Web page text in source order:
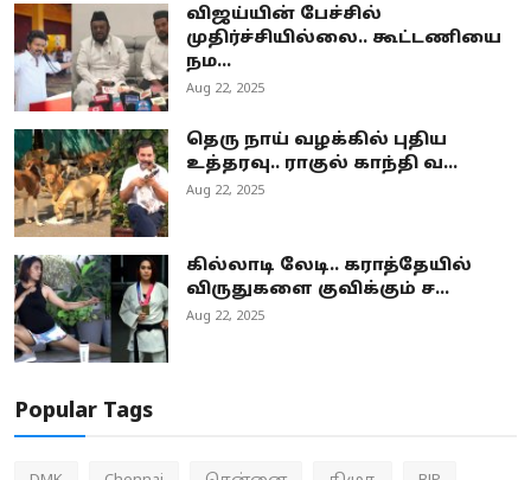
விஜய்யின் பேச்சில்
முதிர்ச்சியில்லை.. கூட்டணியை
நம...
Aug 22, 2025
தெரு நாய் வழக்கில் புதிய
உத்தரவு.. ராகுல் காந்தி வ...
Aug 22, 2025
கில்லாடி லேடி.. கராத்தேயில்
விருதுகளை குவிக்கும் ச...
Aug 22, 2025
Popular Tags